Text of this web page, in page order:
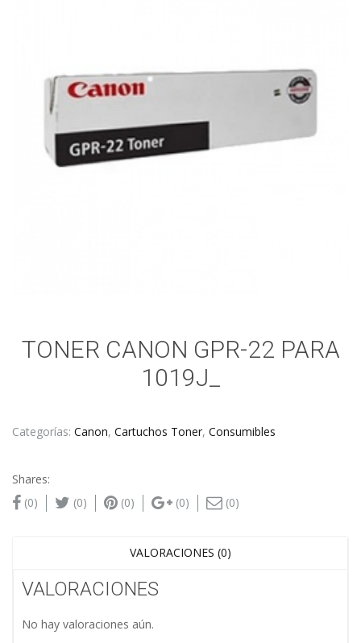
TONER CANON GPR-22 PARA
1019J_
Categorías: Canon, Cartuchos Toner, Consumibles
Shares:
(0)
(0) (0) (0) (0)
VALORACIONES (0)
VALORACIONES
No hay valoraciones aún.